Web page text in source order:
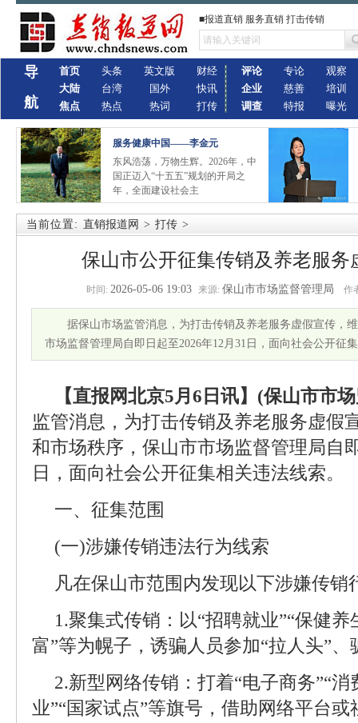
■报道直销 服务直销 打击传销
导
航
首页
大陆
焦点
头条
台湾
热点
英文版
国外
热词
财经
快讯
打传
评论
企业
调查
专论
慈善
特报
观察
培训
曝光
服务健康中国——李金元
东风浩荡，万物生辉。2026年，中
国正迈入“十五五”规划的开局之
年，全面建设社会主
当前位置: 直销报道网 > 打传 >
保山市公开征集传销及养老服务
时间: 2026-05-06 19:03 来源: 保山市市场监督管理局 作
据保山市场监管消息，为打击传销及养老服务虚假宣传，
市场监督管理局自即日起至2026年12月31日，面向社会公开征
【直报网北京5月6日讯】(保山市市
监管消息，为打击传销及养老服务虚假
和市场秩序，保山市市场监督管理局自
日，面向社会公开征集相关违法线索。
一、征集范围
(一)涉嫌传销违法行为线索
凡在保山市范围内发现以下涉嫌传销
1.聚集式传销：以“招聘就业”“保健养
富”等为幌子，诱骗人员参加“拉人头”
2.新型网络传销：打着“电子商务”“消
业”“国家试点”等旗号，借助网络平台